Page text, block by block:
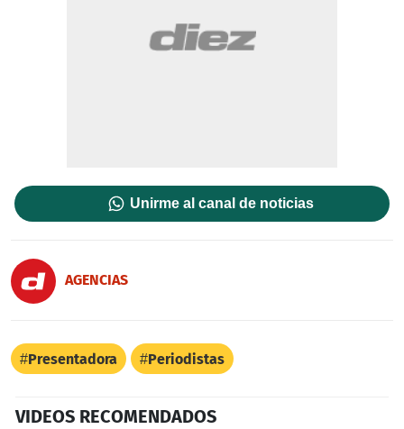
Unirme al canal de noticias
AGENCIAS
Presentadora Periodistas
VIDEOS RECOMENDADOS